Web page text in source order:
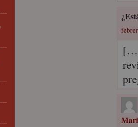
[…]